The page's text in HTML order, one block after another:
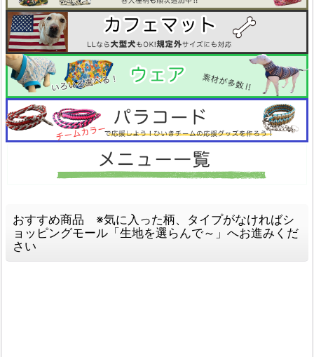
おすすめ商品 ※気に入った柄、タイプがなければシ
ョッピングモール「生地を選らんで～」へお進みくだ
さい